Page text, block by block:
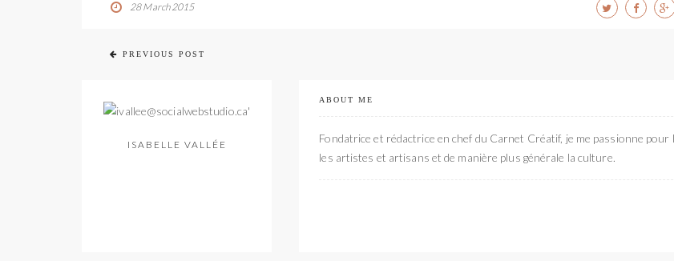
28 March 2015
PREVIOUS POST
ISABELLE VALLÉE
ABOUT ME
Fondatrice et rédactrice en chef du Carnet Créatif, je me passionne pour
les artistes et artisans et de manière plus générale la culture.